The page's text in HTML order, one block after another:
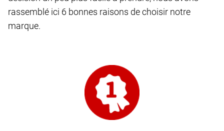
rassemblé ici 6 bonnes raisons de choisir notre
marque.